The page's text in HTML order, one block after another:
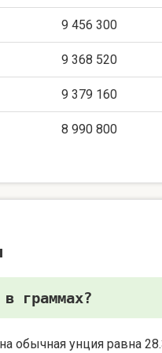
9 456 300
9 368 520
9 379 160
8 990 800
граммах?
обычная унция равна